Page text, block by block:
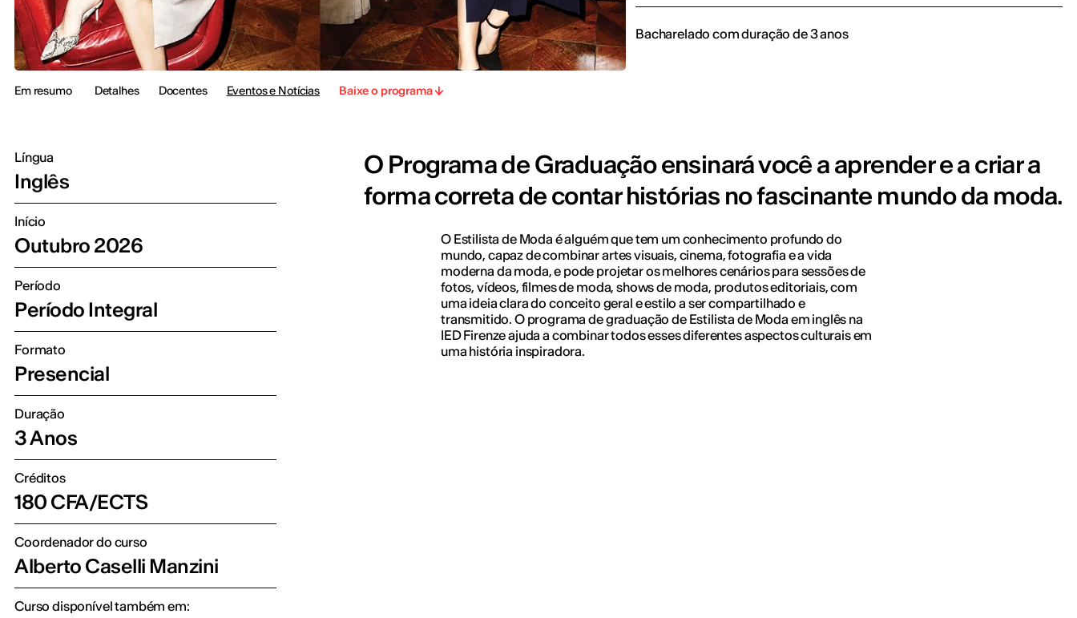
Bacharelado com duração de 3 anos
Em resumo Detalhes Docentes Eventos e Notícias Baixe o programa
Língua
Inglês
Início
Outubro 2026
Período
Período Integral
Formato
Presencial
Duração
3 Anos
Créditos
180 CFA/ECTS
Coordenador do curso
Alberto Caselli Manzini
Curso disponível também em:
O Programa de Graduação ensinará você a aprender e a criar a
forma correta de contar histórias no fascinante mundo da moda.
O Estilista de Moda é alguém que tem um conhecimento profundo do
mundo, capaz de combinar artes visuais, cinema, fotografia e a vida
moderna da moda, e pode projetar os melhores cenários para sessões de
fotos, vídeos, filmes de moda, shows de moda, produtos editoriais, com
uma ideia clara do conceito geral e estilo a ser compartilhado e
transmitido. O programa de graduação de Estilista de Moda em inglês na
IED Firenze ajuda a combinar todos esses diferentes aspectos culturais em
uma história inspiradora.